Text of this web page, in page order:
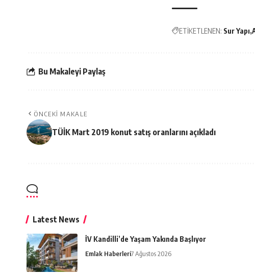
ETİKETLENEN: Sur Yapı
Bu Makaleyi Paylaş
ÖNCEKI MAKALE
TÜİK Mart 2019 konut satış oranlarını açıkladı
Latest News
İV Kandilli’de Yaşam Yakında Başlıyor
Emlak Haberleri7 Ağustos 2026